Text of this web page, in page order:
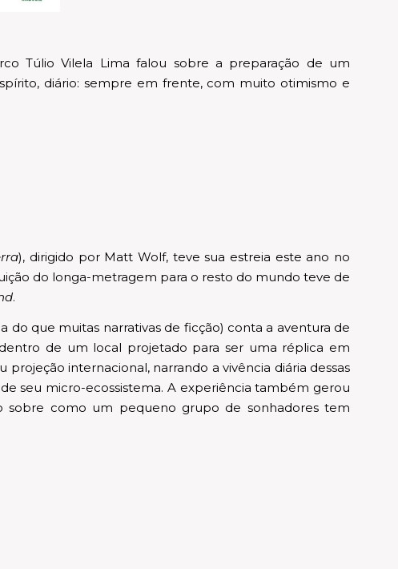
Túlio Vilela Lima falou sobre a preparação de um
diário: sempre em frente, com muito otimismo e
), dirigido por Matt Wolf, teve sua estreia este ano no
do longa-metragem para o resto do mundo teve de
.
do que muitas narrativas de ficção) conta a aventura de
de um local projetado para ser uma réplica em
internacional, narrando a vivência diária dessas
seu micro-ecossistema. A experiência também gerou
sobre como um pequeno grupo de sonhadores tem